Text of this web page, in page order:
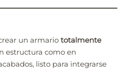
un armario totalmente
estructura como en
listo para integrarse